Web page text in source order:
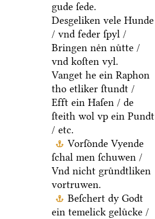
gude ſede.
Desgeliken vele Hunde
/ vnd feder ſpyl /
Bringen neͤn nuͤtte /
vnd koſten vyl.
Vanget he ein Raphon
tho etliker ſtundt /
Efft ein Haſen / de
ſteith wol vp ein Pundt
/ etc.
Vorſoͤnde Vyende
ſchal men ſchuwen /
Vnd nicht gruͤndtliken
vortruwen.
Beſchert dy Godt
ein temelick geluͤcke /